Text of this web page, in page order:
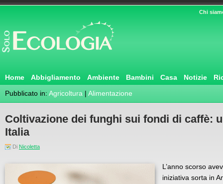
Chi
Home Abbigliamento Ambiente Bambini Casa Notizie
Pubblicato in: Agricoltura | Alimentazione
Coltivazione dei funghi sui fondi di caffè:
Italia
Di Nicoletta
L’anno scorso
iniziativa sorta in